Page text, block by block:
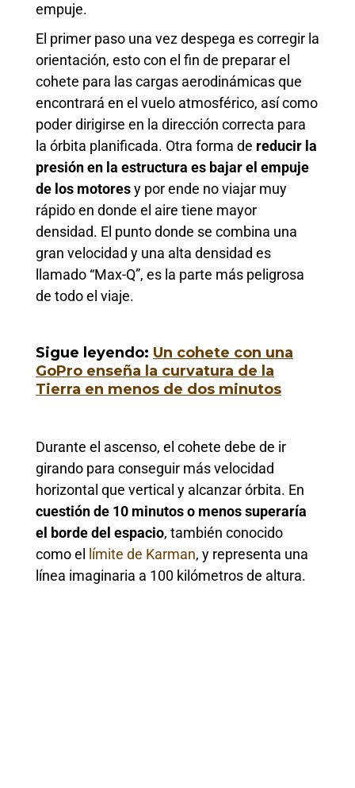
empuje.
El primer paso una vez despega es corregir la
orientación, esto con el fin de preparar el
cohete para las cargas aerodinámicas que
encontrará en el vuelo atmosférico, así como
poder dirigirse en la dirección correcta para
la órbita planificada. Otra forma de reducir la
presión en la estructura es bajar el empuje
de los motoresy por ende no viajar muy
rápido en donde el aire tiene mayor
densidad. El punto donde se combina una
gran velocidad y una alta densidad es
llamado “Max-Q”, es la parte más peligrosa
de todo el viaje.
Sigue leyendo: Un cohete con una
GoPro enseña la curvatura de la
Tierra en menos de dos minutos
Durante el ascenso, el cohete debe de ir
girando para conseguir más velocidad
horizontal que vertical y alcanzar órbita. En
cuestión de 10 minutos o menos superaría
el borde del espacio, también conocido
como el
límite de Karman, y representa una
línea imaginaria a 100 kilómetros de altura.